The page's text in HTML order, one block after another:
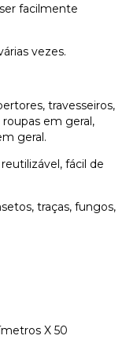
facilmente
vezes.
travesseiros,
roupas em geral,
geral.
fácil de
traças, fungos,
X 50